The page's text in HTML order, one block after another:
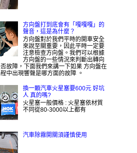
方向盤打到底會有「嘎嘎嘎」的
聲音，這是為什麼？
方向盤對於我們平時的開車安全
來說至關重要，因此平時一定要
注意檢查方向盤。我們可以根據
方向盤的一些情況來判斷出轉向
故障，下面我們來講一下如果 方向盤在
中出現響聲是哪方面的故障 。
換一顆汽車火星塞要600元 好坑
人 真的嗎?
火星塞一般價格 : 火星塞依材質
不同從80-3000以上都有
汽車除霧開關須謹慎使用